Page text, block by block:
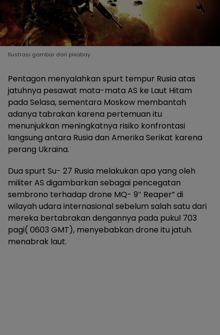
Ilustrasi gambar dari pixabay
Pentagon menyalahkan spurt tempur Rusia atas
jatuhnya pesawat mata-mata AS ke Laut Hitam
pada Selasa, sementara Moskow membantah
adanya tabrakan karena pertemuan itu
menunjukkan meningkatnya risiko konfrontasi
langsung antara Rusia dan Amerika Serikat karena
perang Ukraina.
Dua spurt Su- 27 Rusia melakukan apa yang oleh
militer AS digambarkan sebagai pencegatan
sembrono terhadap drone MQ- 9″ Reaper” di
wilayah udara internasional sebelum salah satu dari
mereka bertabrakan dengannya pada pukul 703
pagi( 0603 GMT), menyebabkan drone itu jatuh.
menabrak laut.